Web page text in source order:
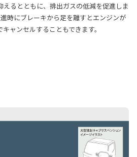
えるとともに、排出ガスの低減を促進しま
時にブレーキから足を離すとエンジンが
ャンセルすることもできます。